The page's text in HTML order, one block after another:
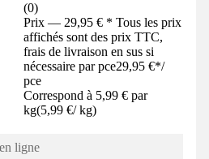
(0)
Prix — 29,95 € * Tous les prix
affichés sont des prix TTC,
frais de livraison en sus si
nécessaire par pce29,95 €*/
pce
Correspond à 5,99 € par
kg(5,99 €/ kg)
ligne